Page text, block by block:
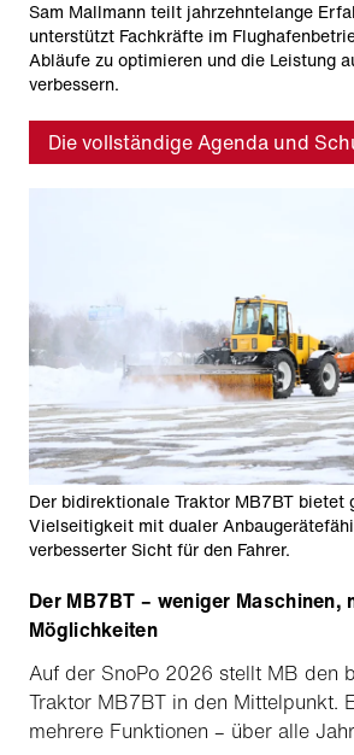
Sam Mallmann teilt jahrzehntelange
unterstützt Fachkräfte im
Abläufe zu optimieren und die Leistung
verbessern.
Die vollständige Agenda und
Der bidirektionale Traktor MB7BT bietet
Vielseitigkeit mit dualer
verbesserter Sicht für den Fahrer.
Der MB7BT – weniger Maschinen,
Möglichkeiten
Auf der SnoPo 2026 stellt MB den
Traktor MB7BT in den Mittelpunkt.
mehrere Funktionen – über alle